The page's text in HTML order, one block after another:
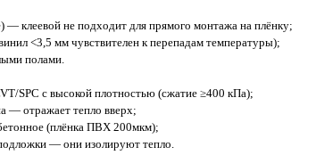
— клеевой не подходит для прямого монтажа на плёнку;
<3,5 мм чувствителен к перепадам температуры);
полами.
SPC с высокой плотностью (сжатие ≥400 кПа);
— отражает тепло вверх;
(плёнка ПВХ 200мкм);
— они изолируют тепло.